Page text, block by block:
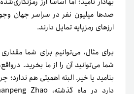
صدها میلیون نفر در سراسر جهان
ارزهای رمزپایه تمایل دارند.
برای مثال، می‌توانیم برای شما
شما می‌توانید آن را از ما بخرید.
بنامید یا خیر. البته اهمیتی هم ندارد؛